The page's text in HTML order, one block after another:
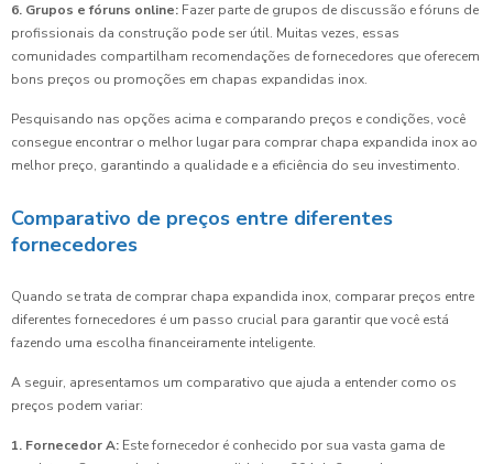
6. Grupos e fóruns online: Fazer parte de grupos de discussão e fóruns de
profissionais da construção pode ser útil. Muitas vezes, essas
comunidades compartilham recomendações de fornecedores que oferecem
bons preços ou promoções em chapas expandidas inox.
Pesquisando nas opções acima e comparando preços e condições, você
consegue encontrar o melhor lugar para comprar chapa expandida inox ao
melhor preço, garantindo a qualidade e a eficiência do seu investimento.
Comparativo de preços entre diferentes
fornecedores
Quando se trata de comprar chapa expandida inox, comparar preços entre
diferentes fornecedores é um passo crucial para garantir que você está
fazendo uma escolha financeiramente inteligente.
A seguir, apresentamos um comparativo que ajuda a entender como os
preços podem variar:
1. Fornecedor A: Este fornecedor é conhecido por sua vasta gama de